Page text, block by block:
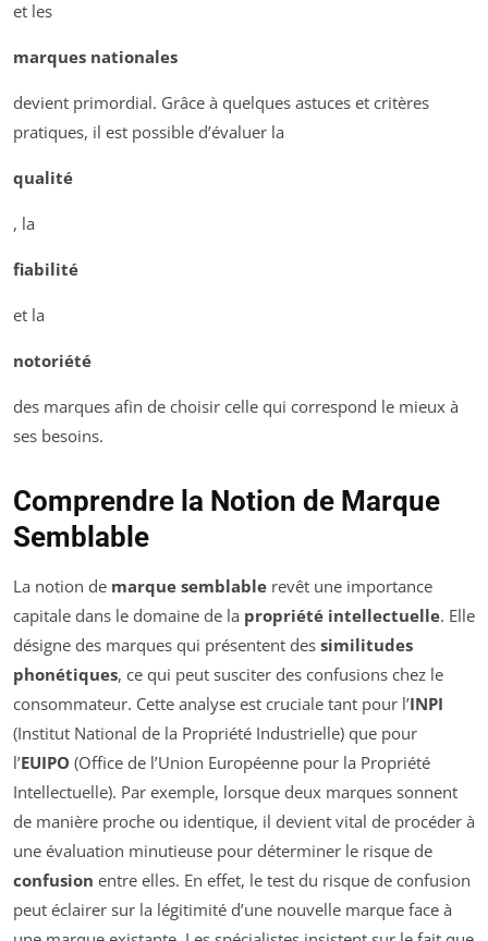
et les
marques nationales
devient primordial. Grâce à quelques astuces et critères
pratiques, il est possible d’évaluer la
qualité
, la
fiabilité
et la
notoriété
des marques afin de choisir celle qui correspond le mieux à
ses besoins.
Comprendre la Notion de Marque
Semblable
La notion de marque semblable revêt une importance
capitale dans le domaine de la propriété intellectuelle. Elle
désigne des marques qui présentent des similitudes
phonétiques, ce qui peut susciter des confusions chez le
consommateur. Cette analyse est cruciale tant pour l’INPI
(Institut National de la Propriété Industrielle) que pour
l’EUIPO (Office de l’Union Européenne pour la Propriété
Intellectuelle). Par exemple, lorsque deux marques sonnent
de manière proche ou identique, il devient vital de procéder à
une évaluation minutieuse pour déterminer le risque de
confusion entre elles. En effet, le test du risque de confusion
peut éclairer sur la légitimité d’une nouvelle marque face à